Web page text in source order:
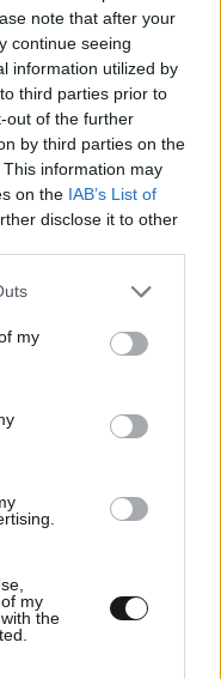
note that after your
continue seeing
information utilized by
third parties prior to
out of the further
by third parties on the
This information may
on the IAB’s List of
disclose it to other
one or more Google
You may click to
third-party tags to
in below Google
my
my
the
που μισούσε τα